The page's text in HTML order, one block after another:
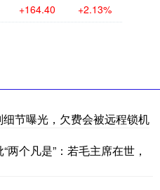
+164.40 +2.13%
节曝光，欠费会被远程锁机
个凡是”：若毛主席在世，